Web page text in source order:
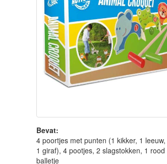
Bevat:
4 poortjes met punten (1 kikker, 1
1 giraf), 4 pootjes, 2 slagstokken, 1
balletje